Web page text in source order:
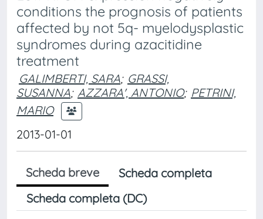
conditions the prognosis of patients
affected by not 5q- myelodysplastic
syndromes during azacitidine
treatment
GALIMBERTI, SARA; GRASSI,
SUSANNA; AZZARA', ANTONIO; PETRINI,
MARIO
2013-01-01
Scheda breve
Scheda completa
Scheda completa (DC)